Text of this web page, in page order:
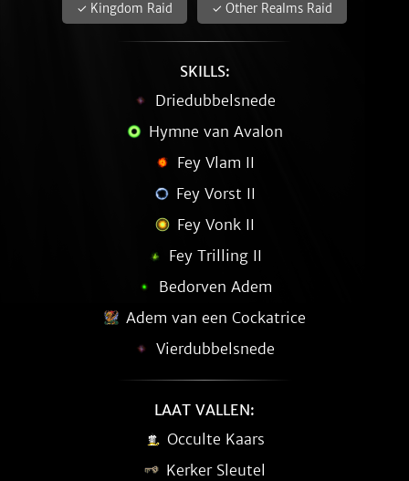
✓ Kingdom Raid ✓ Other Realms Raid
SKILLS:
Driedubbelsnede
Hymne van Avalon
Fey Vlam II
Fey Vorst II
Fey Vonk II
Fey Trilling II
Bedorven Adem
Adem van een Cockatrice
Vierdubbelsnede
LAAT VALLEN:
Occulte Kaars
Kerker Sleutel